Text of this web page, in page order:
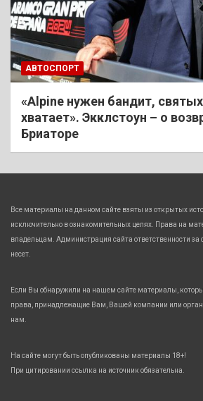
АВТОСПОРТ
«Alpine нужен бандит,
хватает». Экклстоун – о
Бриаторе
Все материалы на данном сайте взяты из открытых
исключительно в ознакомительных целях. Права на
владельцам. Администрация сайта ответственности
несет.
Если Вы обнаружили на нашем сайте материалы,
права, принадлежащие Вам, Вашей компании или
нам.
На сайте могут быть опубликованы материалы 18+!
При цитировании ссылка на источник обязательна.